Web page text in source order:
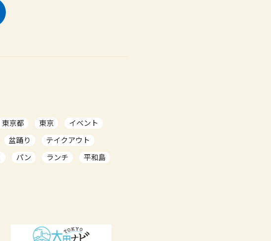
東京都 東京
イベント
盆踊り
テイクアウト
パン ランチ
平和島